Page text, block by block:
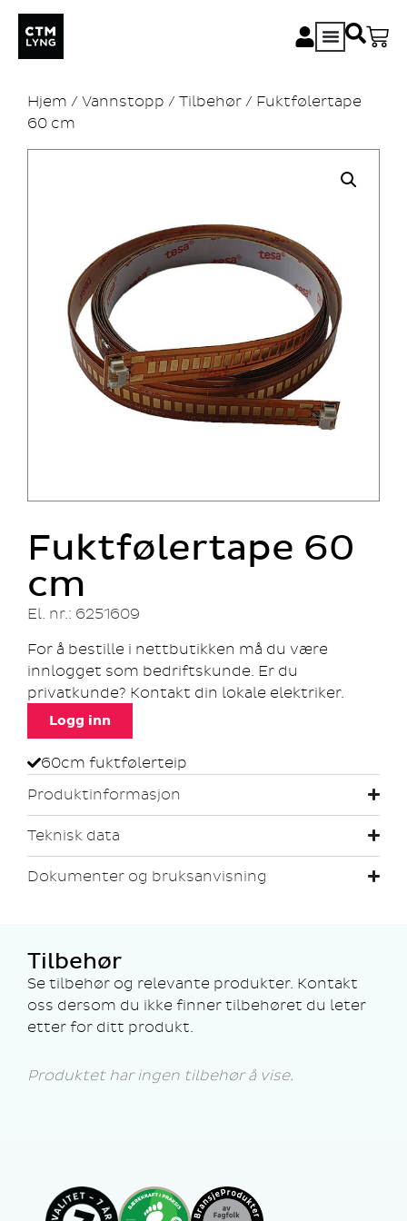
Hjem / Vannstopp / Tilbehør / Fuktfølertape
60 cm
Fuktfølertape 60
cm
El. nr.: 6251609
For å bestille i nettbutikken må du være
innlogget som bedriftskunde. Er du
privatkunde? Kontakt din lokale elektriker.
Logg inn
60cm fuktfølerteip
Produktinformasjon
Teknisk data
Dokumenter og bruksanvisning
Tilbehør
Se tilbehør og relevante produkter. Kontakt
oss dersom du ikke finner tilbehøret du leter
etter for ditt produkt.
Produktet har ingen tilbehør å vise.